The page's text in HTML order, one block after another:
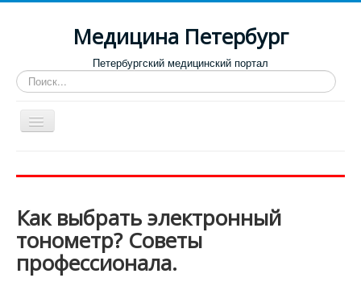
Медицина Петербург
Петербургский медицинский портал
Искать...
Toggle
Navigation
Роддома и женские консультации
Диспансеры
Лучшие клиники по направлениям
Как выбрать электронный
тонометр? Советы
профессионала.